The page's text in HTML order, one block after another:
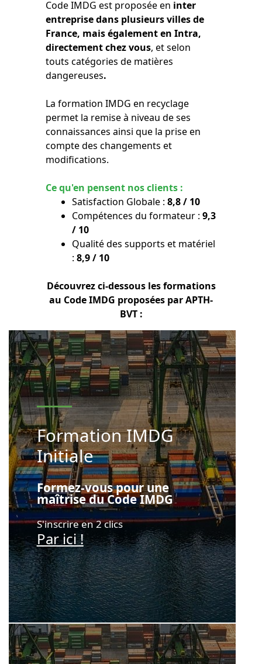
Code IMDG est proposée en inter
entreprise dans plusieurs villes de
France, mais également en Intra,
directement chez vous, et selon
touts catégories de matières
dangereuses.
La formation IMDG en recyclage
permet la remise à niveau de ses
connaissances ainsi que la prise en
compte des changements et
modifications.
Ce qu'en pensent nos clients :
Satisfaction Globale :8,8 / 10
Compétences du formateur :9,3
/ 10
Qualité des supports et matériel
: 8,9 / 10
Découvrez ci-dessous les formations
au Code IMDG proposées par APTH-
BVT :
Formation IMDG
Initiale
Formez-vous pour une
maîtrise du Code IMDG
S'inscrire en 2 clics
Par ici !